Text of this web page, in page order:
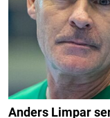
Anders Limpar